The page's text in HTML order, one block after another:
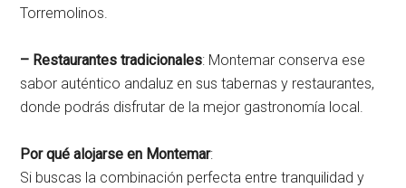
Torremolinos.
– Restaurantes tradicionales: Montemar conserva ese
sabor auténtico andaluz en sus tabernas y restaurantes,
donde podrás disfrutar de la mejor gastronomía local.
Por qué alojarse en Montemar:
Si buscas la combinación perfecta entre tranquilidad y